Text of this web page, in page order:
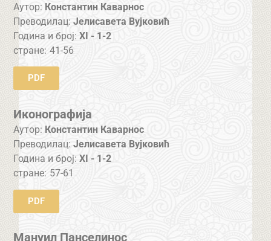
Аутор: Константин Каварнос
Преводилац: Јелисавета Вујковић
Година и број:XI - 1-2
стране: 41-56
PDF
Иконографија
Аутор: Константин Каварнос
Преводилац: Јелисавета Вујковић
Година и број:XI - 1-2
стране: 57-61
PDF
Мануил Панселинос